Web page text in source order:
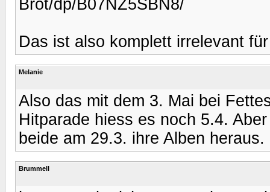
Brot/dp/B07NZ5SBN8/
Das ist also komplett irrelevant
Melanie
Also das mit dem 3. Mai bei
Hitparade hiess es noch 5.4.
beide am 29.3. ihre Alben heraus.
Brummell